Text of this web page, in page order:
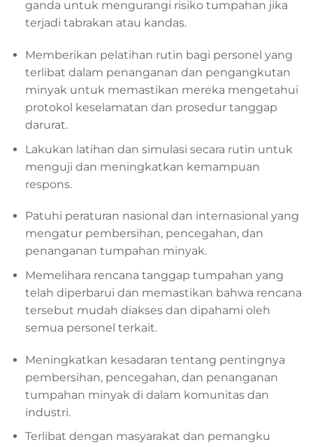
ganda untuk mengurangi risiko tumpahan jika
terjadi tabrakan atau kandas.
Memberikan pelatihan rutin bagi personel yang
terlibat dalam penanganan dan pengangkutan
minyak untuk memastikan mereka mengetahui
protokol keselamatan dan prosedur tanggap
darurat.
Lakukan latihan dan simulasi secara rutin untuk
menguji dan meningkatkan kemampuan
respons.
Patuhi peraturan nasional dan internasional yang
mengatur pembersihan, pencegahan, dan
penanganan tumpahan minyak.
Memelihara rencana tanggap tumpahan yang
telah diperbarui dan memastikan bahwa rencana
tersebut mudah diakses dan dipahami oleh
semua personel terkait.
Meningkatkan kesadaran tentang pentingnya
pembersihan, pencegahan, dan penanganan
tumpahan minyak di dalam komunitas dan
industri.
Terlibat dengan masyarakat dan pemangku